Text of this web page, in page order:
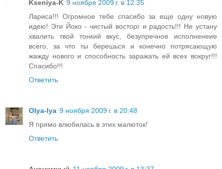
Kseniya-K 9 ноября 2009 г. в 12:35
Лариса!!! Огромное тебе спасибо за еще одну новую
идею! Эти Йоко - чистый восторг и радость!!! Не устану
хвалить твой тонкий вкус, безупречное исполненеие
всего, за что ты берешься и конечно потрясающую
жажду нового и способность заражать ей всех вокруг!!!
Спасибо!!!
Ответить
Olya-lya 9 ноября 2009 г. в 20:48
Я прямо влюбилась в этих малюток!
Ответить